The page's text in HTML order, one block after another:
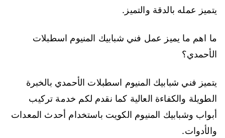
يتميز عمله بالدقة والتميز.
ما اهم ما يميز عمل فني شبابيك المنيوم اسطبلات
الأحمدي؟
يتميز فني شبابيك المنيوم اسطبلات الأحمدي بالخبرة
الطويلة والكفاءة العالية كما نقدم لكم خدمة تركيب
أبواب وشبابيك المنيوم الكويت باستخدام أحدث المعدات
والأدوات.